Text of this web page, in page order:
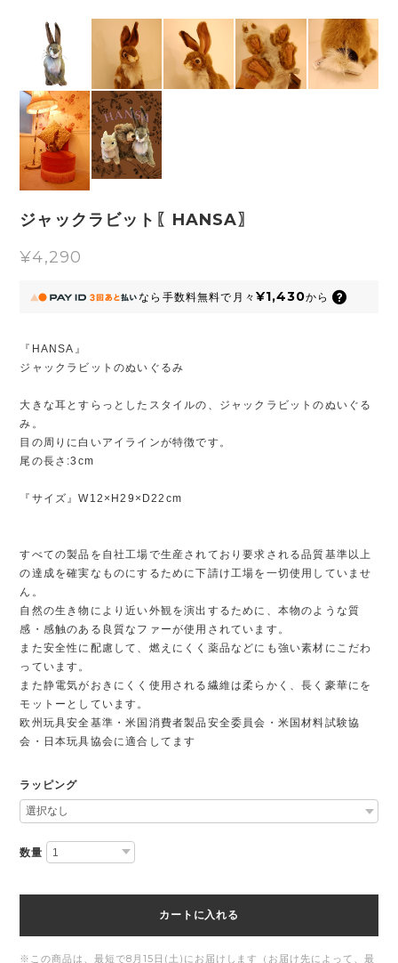
ジャックラビット〖HANSA〗
¥4,290
なら 手数料無料で 月々 ¥1,430から
『HANSA』
ジャックラビットのぬいぐるみ
大きな耳とすらっとしたスタイルの、ジャックラビットのぬいぐる
み。
目の周りに白いアイラインが特徴です。
尾の長さ:3cm
『サイズ』W12×H29×D22cm
すべての製品を自社工場で生産されており要求される品質基準以上
の達成を確実なものにするために下請け工場を一切使用していませ
ん。
自然の生き物により近い外観を演出するために、本物のような質
感・感触のある良質なファーが使用されています。
また安全性に配慮して、燃えにくく薬品などにも強い素材にこだわ
っています。
また静電気がおきにくく使用される繊維は柔らかく、長く豪華にを
モットーとしています。
欧州玩具安全基準・米国消費者製品安全委員会・米国材料試験協
会・日本玩具協会に適合してます
ラッピング
数量
カートに入れる
※この商品は、最短で8月15日(土)にお届けします（お届け先によって、最